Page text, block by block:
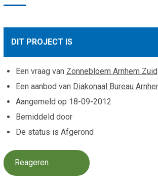
DIT PROJECT IS
Een vraag van Zonnebloem Arnhem Zuid
Een aanbod van Diakonaal Bureau
Aangemeld op 18-09-2012
Bemiddeld door
De status is Afgerond
Reageren